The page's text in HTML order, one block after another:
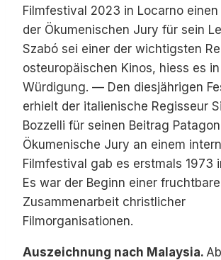
Filmfestival 2023 in Locarno einen
der Ökumenischen Jury für sein
Szabó sei einer der wichtigsten
osteuropäischen Kinos, hiess es
Würdigung. — Den diesjährigen
erhielt der italienische Regisseur
Bozzelli für seinen Beitrag
Ökumenische Jury an einem
Filmfestival gab es erstmals 1973
Es war der Beginn einer
Zusammenarbeit christlicher
Filmorganisationen.
Auszeichnung nach Malaysia.